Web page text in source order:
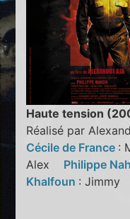
Haute tension
Réalisé par
Cécile de France :
Alex Philippe
Khalfoun : Jimmy